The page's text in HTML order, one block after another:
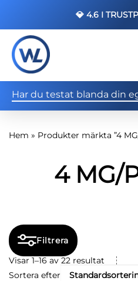
💎 4.6 I
Har du testat blanda din
Hem » Produkter märkta ”4
4 MG/
Filtrera
Visar 1–16 av 22 resultat
Sortera efter